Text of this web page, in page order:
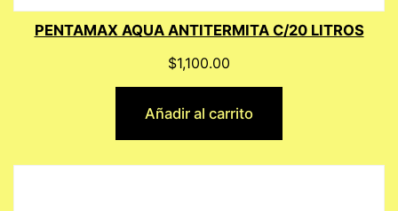
PENTAMAX AQUA ANTITERMITA C/20 LITROS
$1,100.00
Añadir al carrito